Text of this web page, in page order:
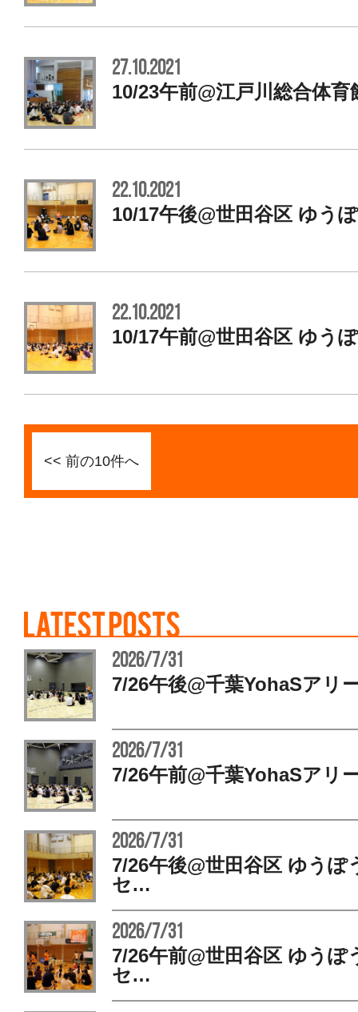
27.10.2021
10/23午前@江戸川総合体
22.10.2021
10/17午後@世田谷区 ゆう
22.10.2021
10/17午前@世田谷区 ゆう
<< 前の10件へ
2026/7/31
7/26午後@千葉YohaSア
2026/7/31
7/26午前@千葉YohaSア
2026/7/31
7/26午後@世田谷区 ゆうぽ
セ…
2026/7/31
7/26午前@世田谷区 ゆうぽ
セ…